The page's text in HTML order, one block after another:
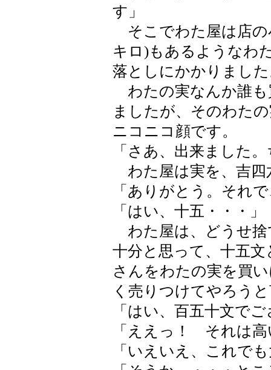
す」
そこでわた屋は店の
キロ)もあるようなわ
落としにかかりまし
わたの実なんか誰も
ましたが、そのわた
ニコニコ顔です。
「さあ、出来ました
わた屋は実を、吉四
「ありがとう。それ
「はい、十五・・・」
わた屋は、どうせ捨
十分と思って、十五
さんをわたの実を買
く売りつけてやろう
「はい、百五十文で
「ええっ！ それは高
「いえいえ、これで